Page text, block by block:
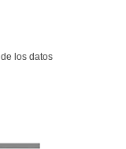
los datos